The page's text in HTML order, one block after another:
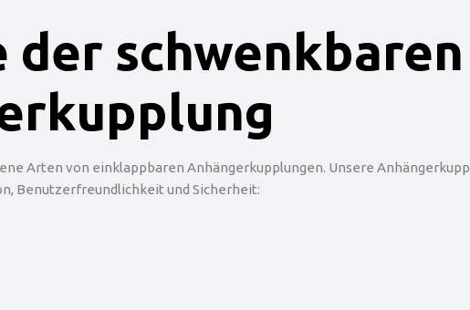
schwenkbaren
Arten von einklappbaren Anhängerkupplungen. Unsere
Benutzerfreundlichkeit und Sicherheit: